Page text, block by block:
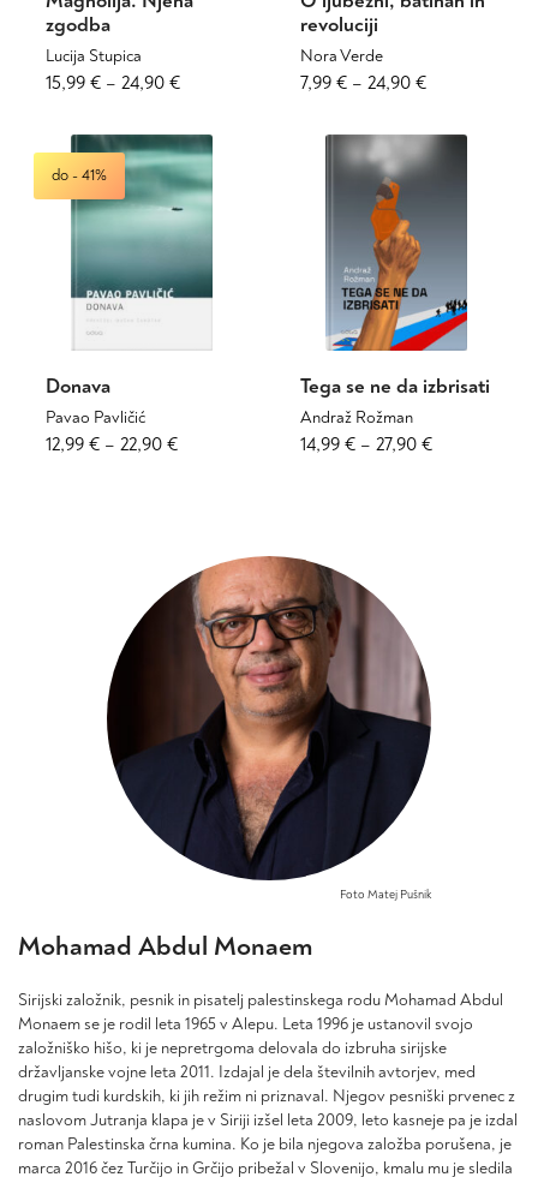
zgodba
Lucija Stupica
15,99 € – 24,90 €Cenovni
od
15,99 €
do
24,90 €
Ta
ima
več
različic.
Možnosti
lahko
na
revoluciji
Nora Verde
7,99 € – 24,90 €Cenovni
od
7,99 €
Ta
ima
več
strani
izdelka
do - 41%
Donava
Pavao Pavličić
12,99 € – 22,90 €Cenovni
22,90 €
Ta
Možnosti
lahko
izberete
strani
izdelka
Tega se ne da izbrisati
Andraž Rožman
14,99 € – 27,90 €Cenovni
Ta
Foto Matej Pušnik
Mohamad Abdul Monaem
Sirijski založnik, pesnik in pisatelj palestinskega rodu Mohamad Abdul
Monaem se je rodil leta 1965 v Alepu. Leta 1996 je ustanovil svojo
založniško hišo, ki je nepretrgoma delovala do izbruha sirijske
državljanske vojne leta 2011. Izdajal je dela številnih avtorjev, med
drugim tudi kurdskih, ki jih režim ni priznaval. Njegov pesniški prvenec z
naslovom Jutranja klapa je v Siriji izšel leta 2009, leto kasneje pa je izdal
roman Palestinska črna kumina. Ko je bila njegova založba porušena, je
marca 2016 čez Turčijo in Grčijo pribežal v Slovenijo, kmalu mu je sledila